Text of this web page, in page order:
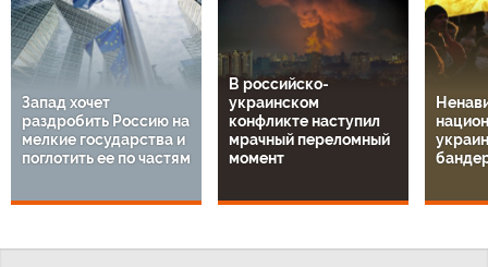
Запад хочет
раздробить Россию на
мелкие государства и
поглотить ее по частям
В российско-
украинском
конфликте наступил
мрачный переломный
момент